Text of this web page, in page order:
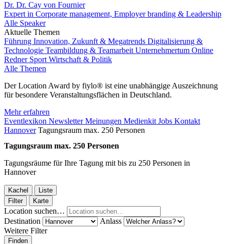
Dr. Dr. Cay von Fournier
Expert in Corporate management, Employer branding & Leadership
Alle Speaker
Aktuelle Themen
Führung Innovation, Zukunft & Megatrends Digitalisierung &
Technologie Teambildung & Teamarbeit Unternehmertum Online
Redner Sport Wirtschaft & Politik
Alle Themen
Der Location Award by fiylo® ist eine unabhängige Auszeichnung
für besondere Veranstaltungsflächen in Deutschland.
Mehr erfahren
Eventlexikon NewsletterMeinungen Medienkit Jobs Kontakt
Hannover Tagungsraum max. 250 Personen
Tagungsraum max. 250 Personen
Tagungsräume für Ihre Tagung mit bis zu 250 Personen in
Hannover
Kachel
Liste
Filter
Karte
Location suchen…
Destination
Anlass
Weitere Filter
Finden